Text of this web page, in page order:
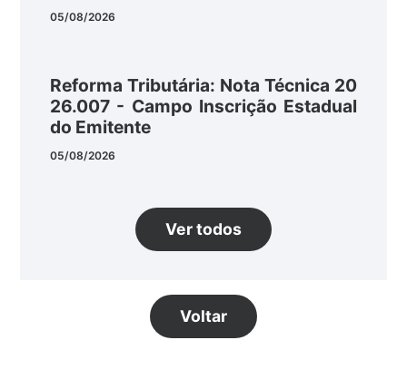
05/08/2026
Reforma Tributária: Nota Técnica 20
26.007 - Campo Inscrição Estadual
do Emitente
05/08/2026
Ver todos
Voltar